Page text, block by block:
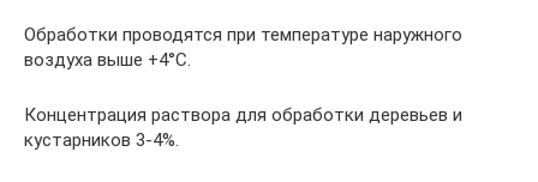
Обработки проводятся при температуре наружного
воздуха выше +4°C.
Концентрация раствора для обработки деревьев и
кустарников 3-4%.